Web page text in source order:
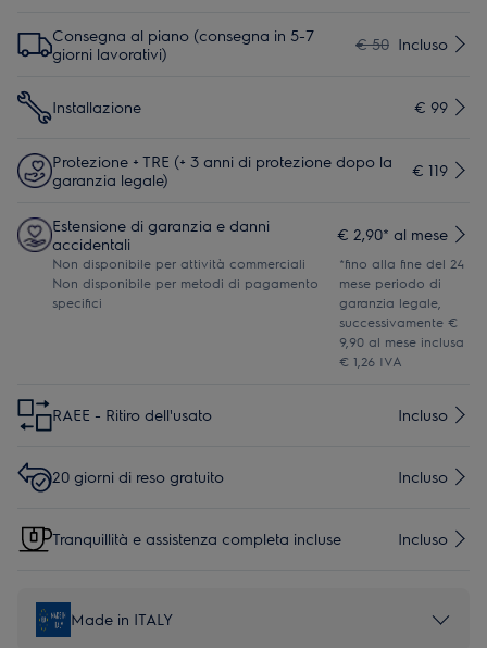
Consegna al piano (consegna in 5-7
giorni lavorativi)
€ 50 Incluso
Installazione € 99
Protezione + TRE (+ 3 anni di protezione dopo la
garanzia legale)
€ 119
Estensione di garanzia e danni
accidentali
€ 2,90* al mese
Non disponibile per attività commerciali
Non disponibile per metodi di pagamento
specifici
*fino alla fine del 24
mese periodo di
garanzia legale,
successivamente €
9,90 al mese inclusa
€ 1,26 IVA
RAEE - Ritiro dell'usato Incluso
20 giorni di reso gratuito Incluso
Tranquillità e assistenza completa incluse Incluso
Made in ITALY